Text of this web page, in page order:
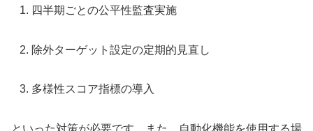
四半期ごとの公平性監査実施
除外ターゲット設定の定期的見直し
多様性スコア指標の導入